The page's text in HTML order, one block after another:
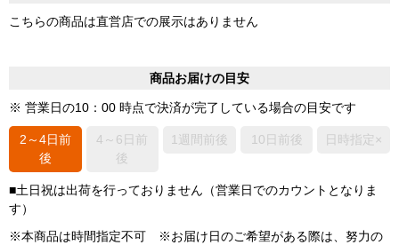
こちらの商品は直営店での展示はありません
商品お届けの目安
※ 営業日の10：00 時点で決済が完了している場合の目安です
2～4日前
後
4～6日前
後
1週間前後 10日前後 日時指定×
■土日祝は出荷を行っておりません（営業日でのカウントとなりま
す）
※本商品は時間指定不可 ※お届け日のご希望がある際は、努力の